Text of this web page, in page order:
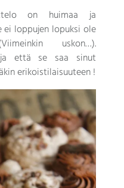
on huimaa ja
loppujen lopuksi ole
uskon…).
että se saa sinut
erikoistilaisuuteen !